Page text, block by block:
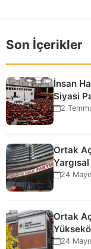
Son İçerikler
İnsan
Siyasi
2
Ortak
24
Ortak
24